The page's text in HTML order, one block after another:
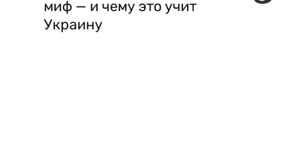
миф — и чему это учит
Украину